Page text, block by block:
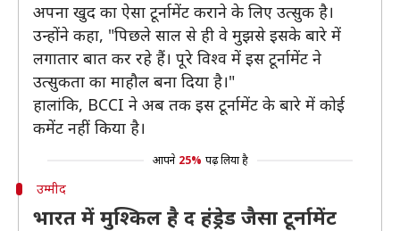
अपना खुद का ऐसा टूर्नामेंट कराने के लिए उत्सुक है।
उन्होंने कहा, "पिछले साल से ही वे मुझसे इसके बारे में
लगातार बात कर रहे हैं। पूरे विश्व में इस टूर्नामेंट ने
उत्सुकता का माहौल बना दिया है।"
हालांकि, BCCI ने अब तक इस टूर्नामेंट के बारे में कोई
कमेंट नहीं किया है।
आपने 25% पढ़ लिया है
उम्मीद
भारत में मुश्किल है द हंड्रेड जैसा टूर्नामेंट